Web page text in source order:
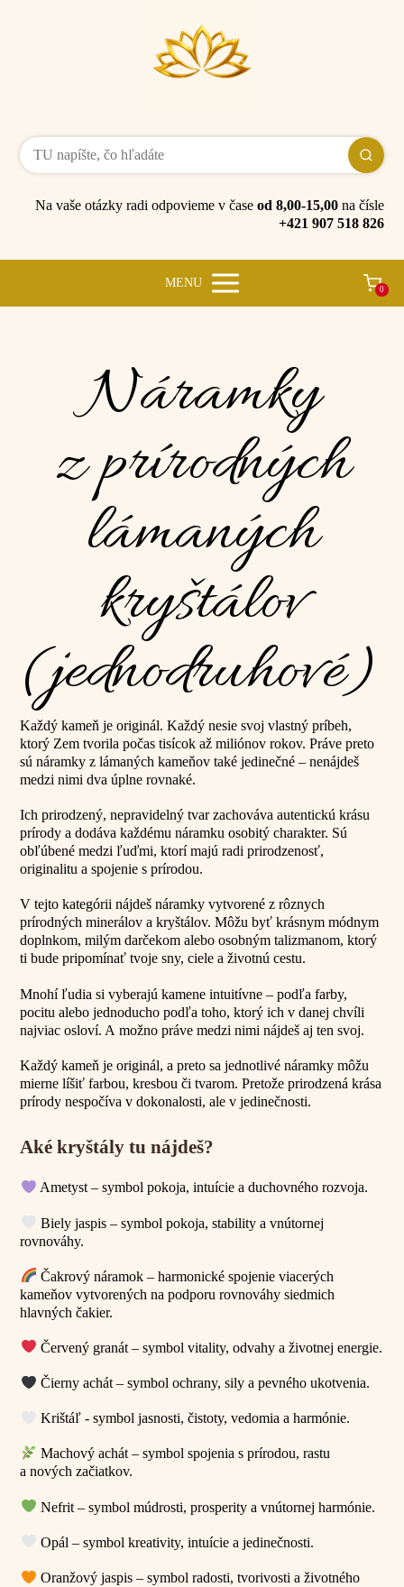
Na vaše otázky radi odpovieme v čase od 8,00-15,00na čísle
+421 907 518 826
MENU 0
Náramky
z prírodných
lámaných
kryštálov
(jednodruhové)
Každý kameň je originál. Každý nesie svoj vlastný príbeh,
ktorý Zem tvorila počas tisícok až miliónov rokov. Práve preto
sú náramky z lámaných kameňov také jedinečné – nenájdeš
medzi nimi dva úplne rovnaké.
Ich prirodzený, nepravidelný tvar zachováva autentickú krásu
prírody a dodáva každému náramku osobitý charakter. Sú
obľúbené medzi ľuďmi, ktorí majú radi prirodzenosť,
originalitu a spojenie s prírodou.
V tejto kategórii nájdeš náramky vytvorené z rôznych
prírodných minerálov a kryštálov. Môžu byť krásnym módnym
doplnkom, milým darčekom alebo osobným talizmanom, ktorý
ti bude pripomínať tvoje sny, ciele a životnú cestu.
Mnohí ľudia si vyberajú kamene intuitívne – podľa farby,
pocitu alebo jednoducho podľa toho, ktorý ich v danej chvíli
najviac osloví. A možno práve medzi nimi nájdeš aj ten svoj.
Každý kameň je originál, a preto sa jednotlivé náramky môžu
mierne líšiť farbou, kresbou či tvarom. Pretože prirodzená krása
prírody nespočíva v dokonalosti, ale v jedinečnosti.
Aké kryštály tu nájdeš?
Ametyst – symbol pokoja, intuície a duchovného rozvoja.
Biely jaspis – symbol pokoja, stability a vnútornej
rovnováhy.
Čakrový náramok – harmonické spojenie viacerých
kameňov vytvorených na podporu rovnováhy siedmich
hlavných čakier.
Červený granát – symbol vitality, odvahy a životnej energie.
Čierny achát – symbol ochrany, sily a pevného ukotvenia.
Krištáľ - symbol jasnosti, čistoty, vedomia a harmónie.
Machový achát – symbol spojenia s prírodou, rastu
a nových začiatkov.
Nefrit – symbol múdrosti, prosperity a vnútornej harmónie.
Opál – symbol kreativity, intuície a jedinečnosti.
Oranžový jaspis – symbol radosti, tvorivosti a životného